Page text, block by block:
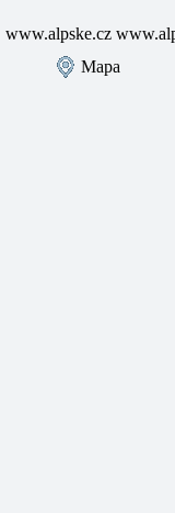
www.alpske.cz
Mapa